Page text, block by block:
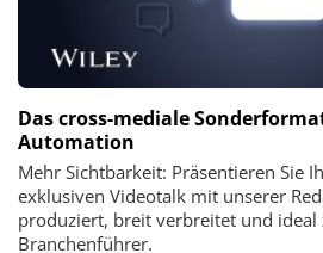
Das cross-mediale
Automation
Mehr Sichtbarkeit: Präsentieren Sie
exklusiven Videotalk mit unserer
produziert, breit verbreitet und ideal
Branchenführer.